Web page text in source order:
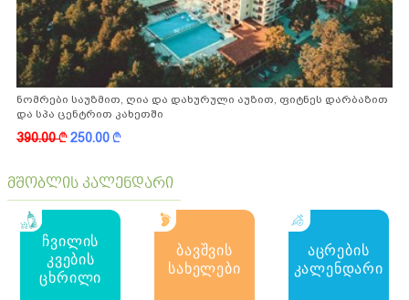
ნომრები საუზმით, ღია და დახურული აუზით, ფიტნეს დარბაზით
და სპა ცენტრით კახეთში
390.00k250.00k
მშობლის კალენდარი
ჩვილის
კვების
ცხრილი
ბავშვის
სახელები
აცრების
კალენდარი